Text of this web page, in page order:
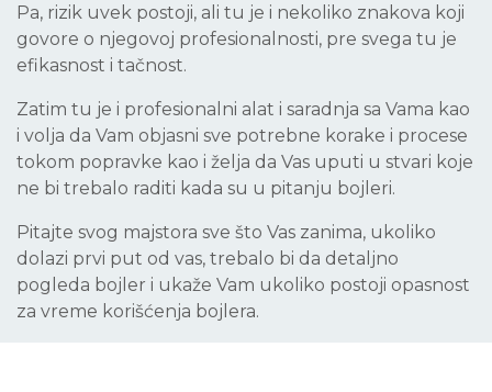
Pa, rizik uvek postoji, ali tu je i nekoliko znakova koji
govore o njegovoj profesionalnosti, pre svega tu je
efikasnost i tačnost.
Zatim tu je i profesionalni alat i saradnja sa Vama kao
i volja da Vam objasni sve potrebne korake i procese
tokom popravke kao i želja da Vas uputi u stvari koje
ne bi trebalo raditi kada su u pitanju bojleri.
Pitajte svog majstora sve što Vas zanima, ukoliko
dolazi prvi put od vas, trebalo bi da detaljno
pogleda bojler i ukaže Vam ukoliko postoji opasnost
za vreme korišćenja bojlera.